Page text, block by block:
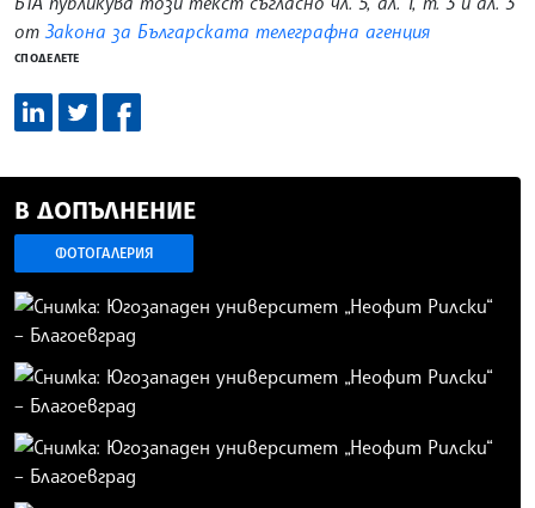
отЗакона за Българската телеграфна агенция
СПОДЕЛЕТЕ
В ДОПЪЛНЕНИЕ
ФОТОГАЛЕРИЯ